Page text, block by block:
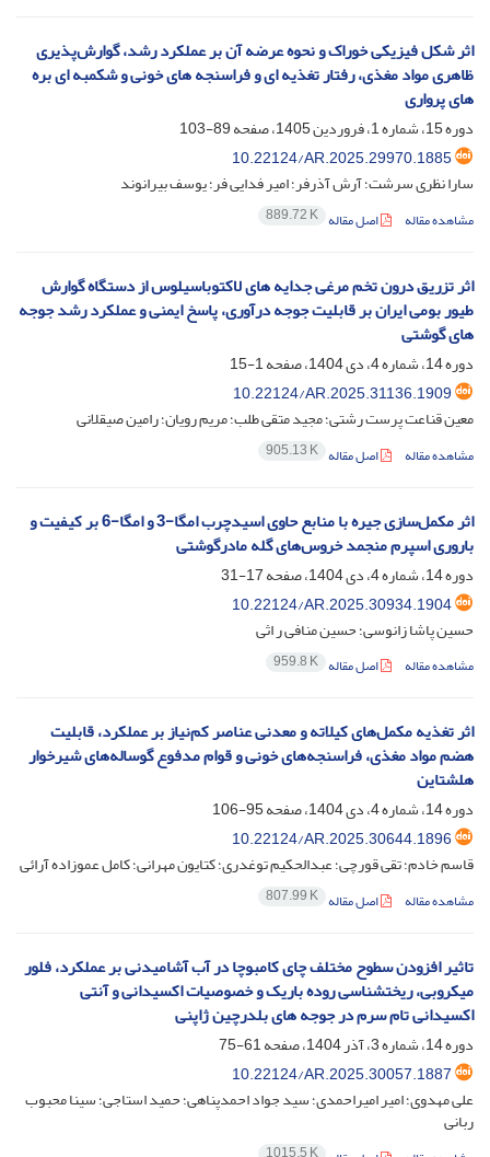
اثر شکل فیزیکی خوراک و نحوه عرضه آن بر عملکرد رشد، گوارش‌پذیری
ظاهری مواد مغذی، رفتار تغذیه ای و فراسنجه های خونی و شکمبه ای بره
های پرواری
دوره 15، شماره 1، فروردین 1405، صفحه
89-103
10.22124/AR.2025.29970.1885
سارا نظری سرشت؛ آرش آذرفر؛ امیر فدایی فر؛ یوسف بیرانوند
مشاهده مقاله اصل مقاله 889.72 K
اثر تزریق درون تخم مرغی جدایه های لاکتوباسیلوس از دستگاه گوارش
طیور بومی ایران بر قابلیت جوجه درآوری، پاسخ ایمنی و عملکرد رشد جوجه
های گوشتی
دوره 14، شماره 4، دی 1404، صفحه
1-15
10.22124/AR.2025.31136.1909
معین قناعت پرست رشتی؛ مجید متقی طلب؛ مریم رویان؛ رامین صیقلانی
مشاهده مقاله اصل مقاله 905.13 K
اثر مکمل‌سازی جیره با منابع حاوی اسیدچرب امگا-3 و امگا-6 بر کیفیت و
باروری اسپرم منجمد خروس‌های گله مادرگوشتی
دوره 14، شماره 4، دی 1404، صفحه
17-31
10.22124/AR.2025.30934.1904
حسین پاشا زانوسی؛ حسین منافی ر اثی
مشاهده مقاله اصل مقاله 959.8 K
اثر تغذیه مکمل‌های کیلاته و معدنی عناصر کم‌نیاز بر عملکرد، قابلیت
هضم مواد مغذی، فراسنجه‌های خونی و قوام مدفوع گوساله‌های شیرخوار
هلشتاین
دوره 14، شماره 4، دی 1404، صفحه
95-106
10.22124/AR.2025.30644.1896
قاسم خادم؛ تقی قورچی؛ عبدالحکیم توغدری؛ کتایون مهرانی؛ کامل عموزاده آرائی
مشاهده مقاله اصل مقاله 807.99 K
تاثیر افزودن سطوح مختلف چای کامبوچا در آب آشامیدنی بر عملکرد، فلور
میکروبی، ریختشناسی روده باریک و خصوصیات اکسیدانی و آنتی
اکسیدانی تام سرم در جوجه های بلدرچین ژاپنی
دوره 14، شماره 3، آذر 1404، صفحه
61-75
10.22124/AR.2025.30057.1887
علی مهدوی؛ امیر امیراحمدی؛ سید جواد احمدپناهی؛ حمید استاجی؛ سینا محبوب
ربانی